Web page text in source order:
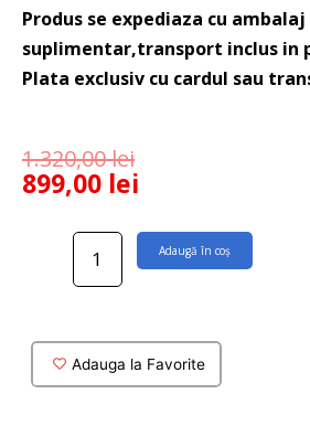
Produs se expediaza cu ambalaj
suplimentar,transport inclus in
Plata exclusiv cu cardul sau
1.320,00lei
899,00 lei
Cantitate
iluminare
Adaugă în coș
Adauga la Favorite